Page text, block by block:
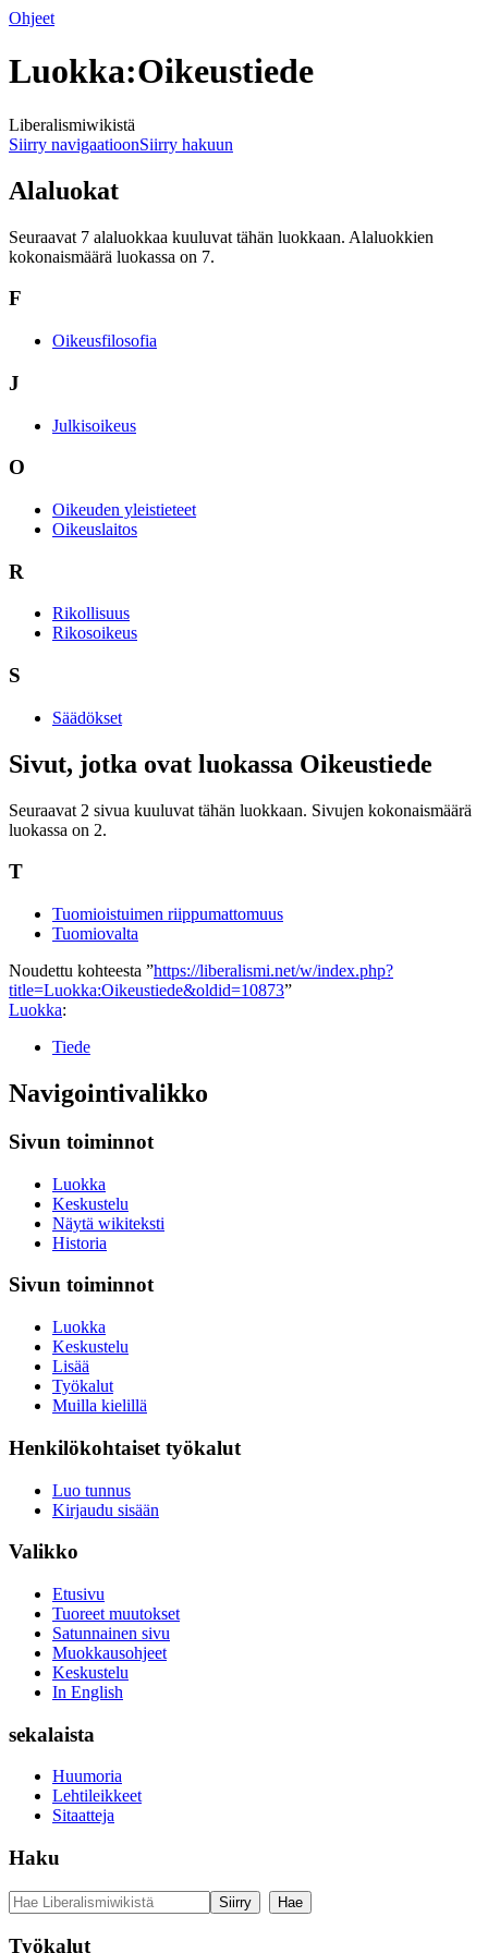
Ohjeet
Luokka:Oikeustiede
Liberalismiwikistä
Siirry navigaatioonSiirry hakuun
Alaluokat
Seuraavat 7 alaluokkaa kuuluvat tähän luokkaan. Alaluokkien
kokonaismäärä luokassa on 7.
F
Oikeusfilosofia
J
Julkisoikeus
O
Oikeuden yleistieteet
Oikeuslaitos
R
Rikollisuus
Rikosoikeus
S
Säädökset
Sivut, jotka ovat luokassa Oikeustiede
Seuraavat 2 sivua kuuluvat tähän luokkaan. Sivujen kokonaismäärä
luokassa on 2.
T
Tuomioistuimen riippumattomuus
Tuomiovalta
Noudettu kohteesta ”https://liberalismi.net/w/index.php?
title=Luokka:Oikeustiede&oldid=10873”
Luokka:
Tiede
Navigointivalikko
Sivun toiminnot
Luokka
Keskustelu
Näytä wikiteksti
Historia
Sivun toiminnot
Luokka
Keskustelu
Lisää
Työkalut
Muilla kielillä
Henkilökohtaiset työkalut
Luo tunnus
Kirjaudu sisään
Valikko
Etusivu
Tuoreet muutokset
Satunnainen sivu
Muokkausohjeet
Keskustelu
In English
sekalaista
Huumoria
Lehtileikkeet
Sitaatteja
Haku
Työkalut